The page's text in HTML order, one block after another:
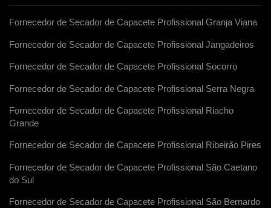
Fornecedor de Secador de Capacete Profissional Granja Viana
Fornecedor de Secador de Capacete Profissional Jangadeiros
Fornecedor de Secador de Capacete Profissional Socorro
Fornecedor de Secador de Capacete Profissional Serra Negra
Fornecedor de Secador de Capacete Profissional Riacho
Grande
Fornecedor de Secador de Capacete Profissional Ribeirão Pires
Fornecedor de Secador de Capacete Profissional São Caetano
do Sul
Fornecedor de Secador de Capacete Profissional São Bernardo